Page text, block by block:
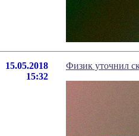
15.05.2018
15:32
Физик уточнил